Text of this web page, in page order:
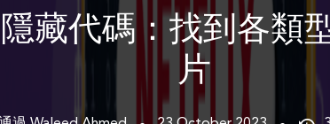
藏代碼：找到各類
片